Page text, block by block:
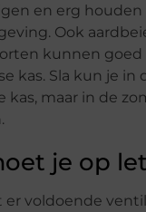
en erg houden
Ook
kunnen goed
kas. Sla kun je in
kas, maar in de
je op
er voldoende